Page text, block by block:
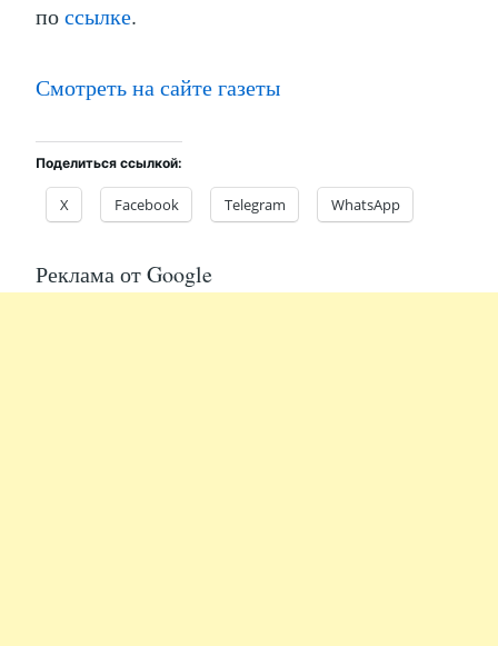
поссылке.
Смотреть на сайте газеты
Поделиться ссылкой:
X Facebook Telegram WhatsApp
Реклама от Google